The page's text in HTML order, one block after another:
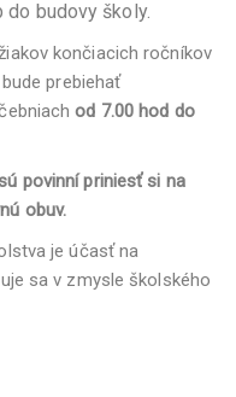
do budovy školy.
končiacich ročníkov
bude prebiehať
od 7.00 hod do
povinní priniesť si na
obuv.
je účasť na
sa v zmysle školského